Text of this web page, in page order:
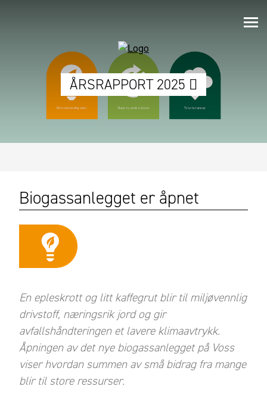
ÅRSRAPPORT 2025
Biogassanlegget er åpnet
En epleskrott og litt kaffegrut blir til miljøvennlig
drivstoff, næringsrik jord og gir
avfallshåndteringen et lavere klimaavtrykk.
Åpningen av det nye biogassanlegget på Voss
viser hvordan summen av små bidrag fra mange
blir til store ressurser.